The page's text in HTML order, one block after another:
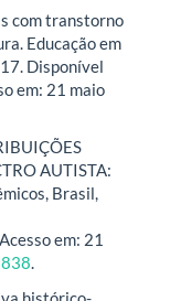
com transtorno
Educação em
Disponível
em: 21 maio
AUTISTA:
Brasil,
em: 21
.